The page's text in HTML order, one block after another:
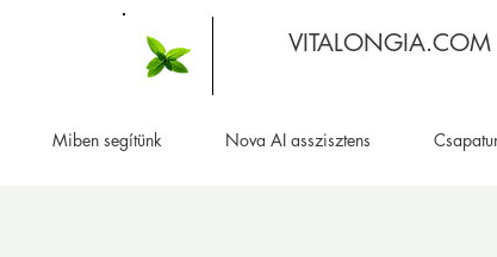
VITALONGIA.COM
Miben segítünk Nova AI asszisztens